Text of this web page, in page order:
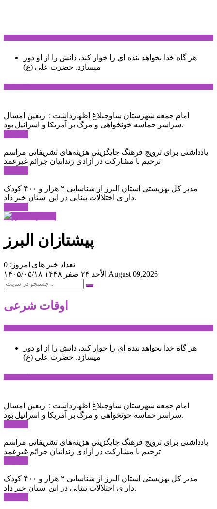
هر گاه خدا بخواهد بنده اي را خوار كند، دانش را از او دور
میسازد. حضرت علی (ع)
امام جمعه شهرستان ساوجبلاغ اظهارداشت : اربعین امسال
سراسر حماسه خونخواهی و مرگ بر آمریکا و اسرائیل بود.
یادداشتی برای ترویج فرهنگ جایگزینی هزینه‌های تشریفاتی مراسم
ترحیم با مشارکت در آزادی زندانیان جرائم غیرعمد
مدیر کل بهزیستی استان البرز از شناسایی ۲ هزار و ۴۰۰ کودک
دارای اختلالات بینایی در این استان خبر داد.
پیشتازان البرز
تعداد خبر های امروز: 0
۱۴۰۵/۰۵/۱۸
الأحد ۲۴ صفر ۱۴۴۸ August 09,2026
اوقات شرعی
هر گاه خدا بخواهد بنده اي را خوار كند، دانش را از او دور
میسازد. حضرت علی (ع)
امام جمعه شهرستان ساوجبلاغ اظهارداشت : اربعین امسال
سراسر حماسه خونخواهی و مرگ بر آمریکا و اسرائیل بود.
یادداشتی برای ترویج فرهنگ جایگزینی هزینه‌های تشریفاتی مراسم
ترحیم با مشارکت در آزادی زندانیان جرائم غیرعمد
مدیر کل بهزیستی استان البرز از شناسایی ۲ هزار و ۴۰۰ کودک
دارای اختلالات بینایی در این استان خبر داد.